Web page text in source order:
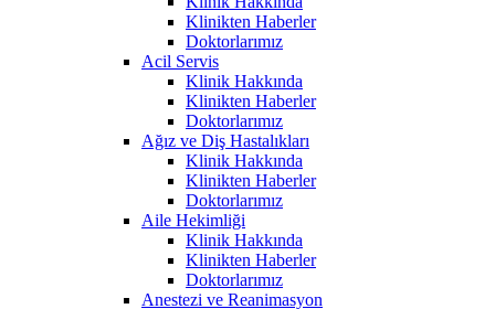
Klinikten Haberler
Doktorlarımız
Acil Servis
Klinik Hakkında
Klinikten Haberler
Doktorlarımız
Ağız ve Diş Hastalıkları
Klinik Hakkında
Klinikten Haberler
Doktorlarımız
Aile Hekimliği
Klinik Hakkında
Klinikten Haberler
Doktorlarımız
Anestezi ve Reanimasyon